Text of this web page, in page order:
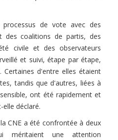
de vote avec des
des coalitions de partis, des
civile et des observateurs
et suivi, étape par étape,
Certaines d'entre elles étaient
tandis que d'autres, liées à
ont été rapidement et
déclaré.
CNE a été confrontée à deux
méritaient une attention